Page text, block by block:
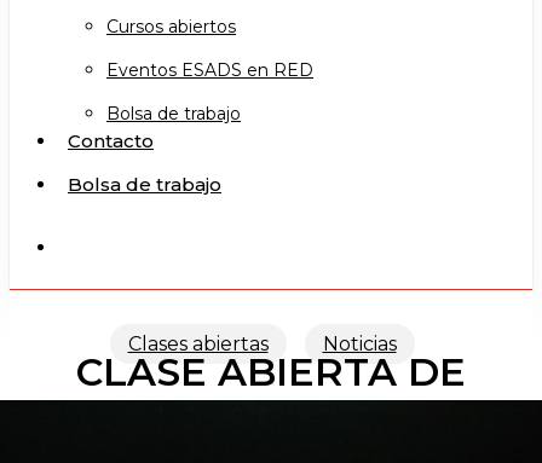
Cursos abiertos
Eventos ESADS en RED
Bolsa de trabajo
Contacto
Bolsa de trabajo
Clases abiertas Noticias
CLASE ABIERTA DE